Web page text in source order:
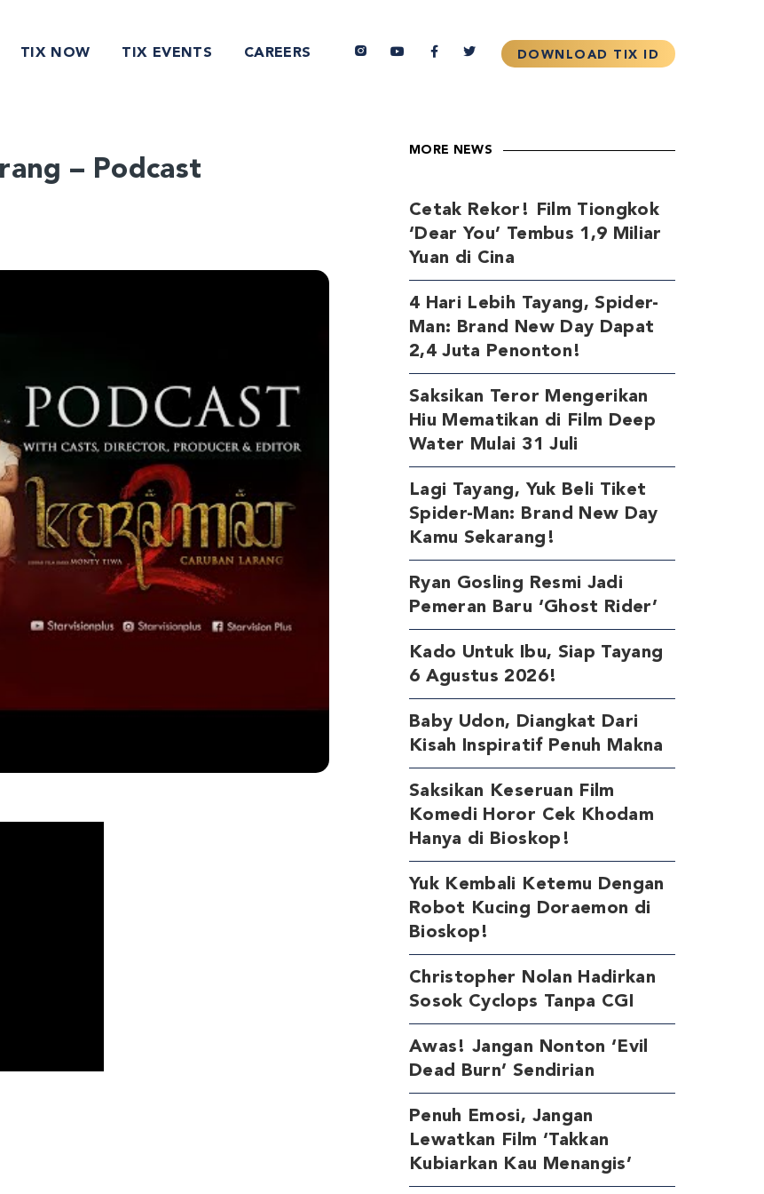
TIX NOW TIX EVENTS CAREERS
– Podcast
MORE NEWS
Cetak Rekor! Film Tiongkok
‘Dear You’ Tembus 1,9 Miliar
Yuan di Cina
4 Hari Lebih Tayang, Spider-
Man: Brand New Day Dapat
2,4 Juta Penonton!
Saksikan Teror Mengerikan
Hiu Mematikan di Film Deep
Water Mulai 31 Juli
Lagi Tayang, Yuk Beli Tiket
Spider-Man: Brand New Day
Kamu Sekarang!
Ryan Gosling Resmi Jadi
Pemeran Baru ‘Ghost Rider’
Kado Untuk Ibu, Siap Tayang
6 Agustus 2026!
Baby Udon, Diangkat Dari
Kisah Inspiratif Penuh Makna
Saksikan Keseruan Film
Komedi Horor Cek Khodam
Hanya di Bioskop!
Yuk Kembali Ketemu Dengan
Robot Kucing Doraemon di
Bioskop!
Christopher Nolan Hadirkan
Sosok Cyclops Tanpa CGI
Awas! Jangan Nonton ‘Evil
Dead Burn’ Sendirian
Penuh Emosi, Jangan
Lewatkan Film ‘Takkan
Kubiarkan Kau Menangis’